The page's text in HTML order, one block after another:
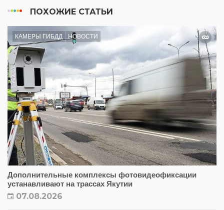
ПОХОЖИЕ СТАТЬИ
КАМЕРЫ ГИБДД НОВОСТИ
Дополнительные комплексы фотовидеофиксации
устанавливают на трассах Якутии
07.08.2026